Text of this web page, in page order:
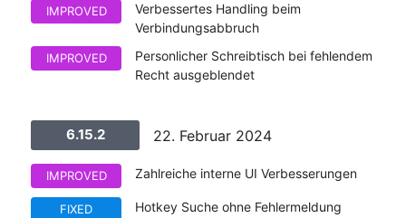
IMPROVED
Verbessertes Handling beim
Verbindungsabbruch
IMPROVED
Personlicher Schreibtisch bei fehlendem
Recht ausgeblendet
6.15.2 22. Februar 2024
IMPROVED Zahlreiche interne UI Verbesserungen
FIXED Hotkey Suche ohne Fehlermeldung